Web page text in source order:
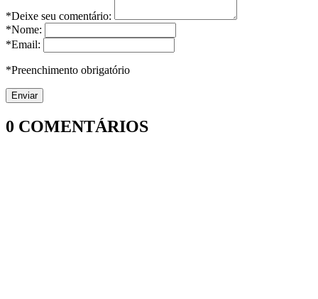
*Deixe seu comentário:
*Nome:
*Email:
*Preenchimento obrigatório
0 COMENTÁRIOS